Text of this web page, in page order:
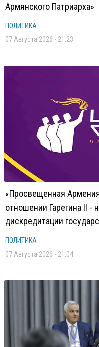
Армянского Патриарха»
ПОЛИТИКА
07 Августа 2026 - 21:23
«Просвещенная
отношении Гарегина II -
дискредитации
ПОЛИТИКА
07 Августа 2026 - 21:04